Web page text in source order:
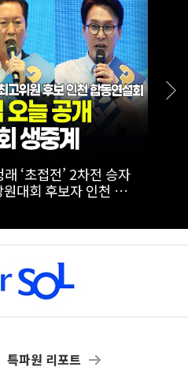
52.64%·인천 45.09%
렸다’ | 26.08.08 더불
특파원 리포트